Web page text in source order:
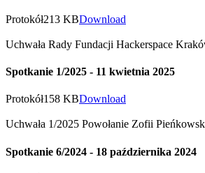
Protokół213 KBDownload
Uchwała Rady Fundacji Hackerspace
Spotkanie 1/2025 - 11 kwietnia 2025
Protokół158 KBDownload
Uchwała 1/2025 Powołanie Zofii
Spotkanie 6/2024 - 18 października 2024